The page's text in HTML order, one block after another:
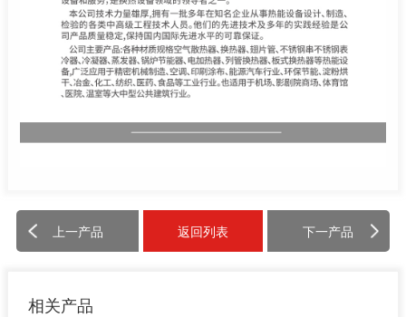
上一产品 返回列表 下一产品
相关产品